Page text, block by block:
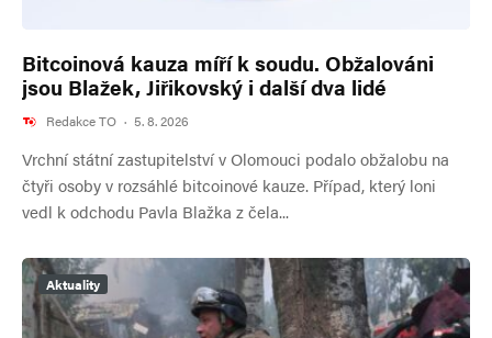
Bitcoinová kauza míří k soudu. Obžalováni
jsou Blažek, Jiřikovský i další dva lidé
Redakce TO · 5. 8. 2026
Vrchní státní zastupitelství v Olomouci podalo obžalobu na
čtyři osoby v rozsáhlé bitcoinové kauze. Případ, který loni
vedl k odchodu Pavla Blažka z čela...
Aktuality